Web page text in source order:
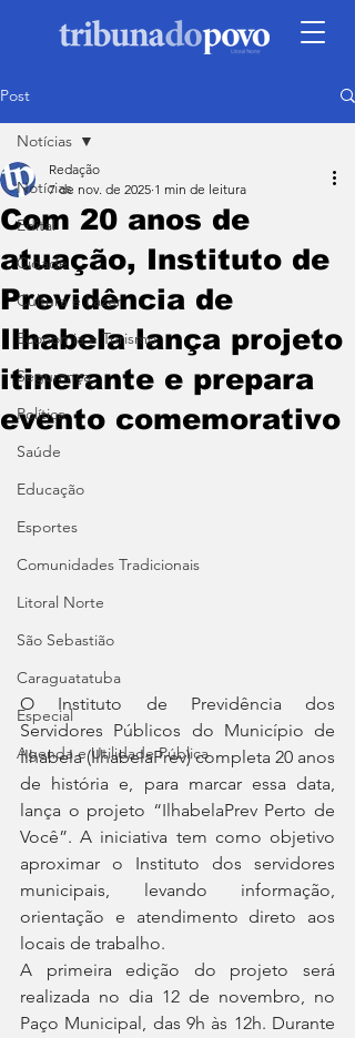
Post
Notícias
Edital
Cidade
Cultura e Lazer
Economia e Turismo
Segurança
Política
Saúde
Educação
Esportes
Comunidades Tradicionais
Litoral Norte
São Sebastião
Caraguatatuba
Especial
Agenda e Utilidade Pública
Notícias
Com 20 anos de
atuação, Instituto de
Previdência de
Ilhabela lança projeto
itinerante e prepara
evento comemorativo
Redação
7 de nov. de 2025 1 min de leitura
O Instituto de Previdência dos
Servidores Públicos do Município de
Ilhabela (IlhabelaPrev) completa 20 anos
de história e, para marcar essa data,
lança o projeto “IlhabelaPrev Perto de
Você”. A iniciativa tem como objetivo
aproximar o Instituto dos servidores
municipais, levando informação,
orientação e atendimento direto aos
locais de trabalho.
A primeira edição do projeto será
realizada no dia 12 de novembro, no
Paço Municipal, das 9h às 12h. Durante